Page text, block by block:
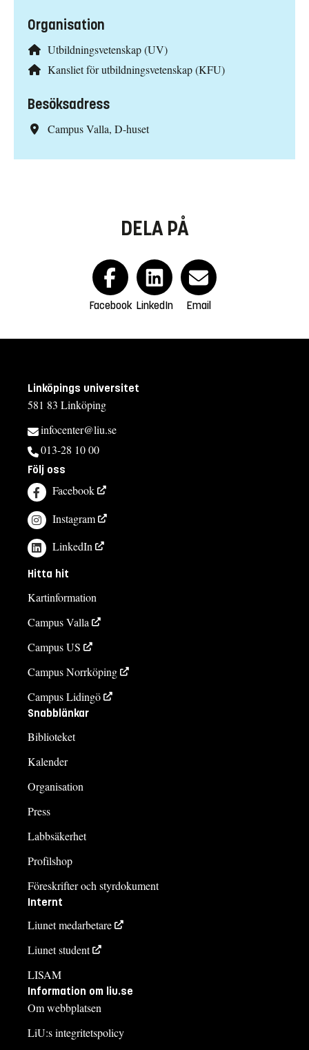
Organisation
Utbildningsvetenskap (UV)
Kansliet för utbildningsvetenskap (KFU)
Besöksadress
Campus Valla, D-huset
DELA PÅ
Facebook LinkedIn Email
Linköpings universitet
581 83 Linköping
infocenter@liu.se
013-28 10 00
Följ oss
Facebook
Instagram
LinkedIn
Hitta hit
Kartinformation
Campus Valla
Campus US
Campus Norrköping
Campus Lidingö
Snabblänkar
Biblioteket
Kalender
Organisation
Press
Labbsäkerhet
Profilshop
Föreskrifter och styrdokument
Internt
Liunet medarbetare
Liunet student
LISAM
Information om liu.se
Om webbplatsen
LiU:s integritetspolicy